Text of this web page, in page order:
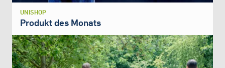
UNISHOP
Produkt des Monats